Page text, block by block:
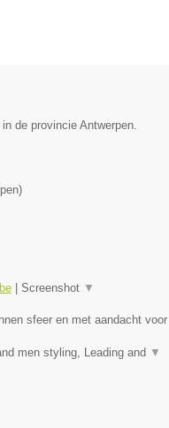
de provincie Antwerpen.
)
| Screenshot ▼
sfeer en met aandacht voor
men styling, Leading and ▼